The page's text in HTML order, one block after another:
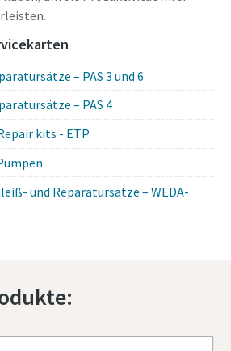
– PAS 3 und 6
– PAS 4
kits - ETP
und Reparatursätze – WEDA-